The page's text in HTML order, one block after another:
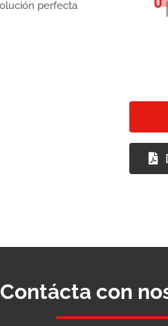
perfecta
Contácta con